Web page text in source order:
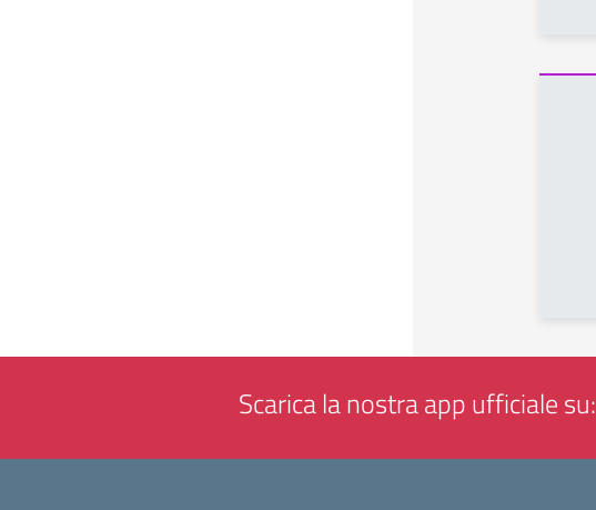
Scarica la nostra app ufficiale su: